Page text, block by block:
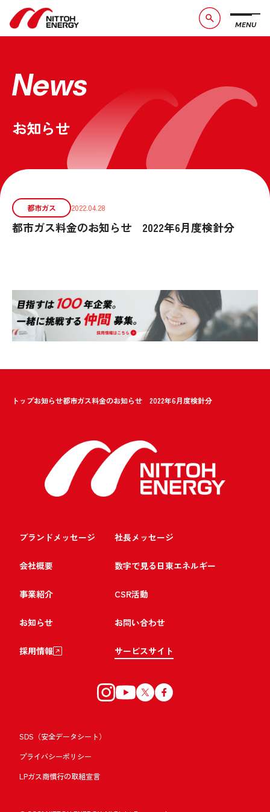
MENU
ブランドメッセージ
事業紹介
お問い合わせ
サービスサイト
News
お知らせ
都市ガス 2022.04.28
都市ガス料金のお知らせ 2022年6月度検針分
トップお知らせ都市ガス料金のお知らせ 2022年6月度検針分
ブランドメッセージ 社長メッセージ
会社概要 数字で見る日東エネルギー
事業紹介 CSR活動
お知らせ お問い合わせ
採用情報 サービスサイト
SDS（安全データシート）
プライバシーポリシー
LPガス商慣行の取組宣言